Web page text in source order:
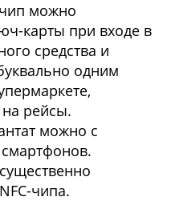
можно
карты при входе в
средства и
одним
рейсы.
можно с
чипа.